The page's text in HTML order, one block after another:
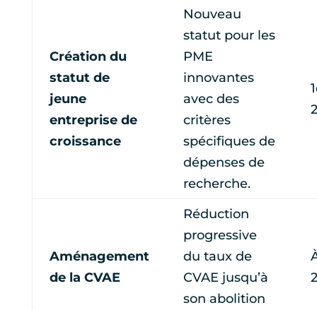
Création du
statut de
jeune
entreprise de
croissance
Nouveau
statut pour les
PME
innovantes
avec des
critères
spécifiques de
dépenses de
recherche.
Aménagement
de la CVAE
Réduction
progressive
du taux de
CVAE jusqu’à
son abolition